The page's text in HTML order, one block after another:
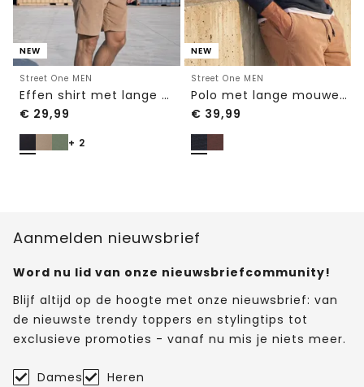
NEW
Street One MEN
Effen shirt met lange mouwen en ronde hals
€ 29,99
+ 2
NEW
Street One MEN
Polo met lange mouwen van katoen
€ 39,99
Aanmelden nieuwsbrief
Word nu lid van onze nieuwsbriefcommunity!
Blijf altijd op de hoogte met onze nieuwsbrief: van
de nieuwste trendy toppers en stylingtips tot
exclusieve promoties - vanaf nu mis je niets meer.
Dames Heren